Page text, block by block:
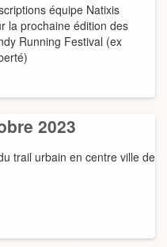
équipe Natixis
la prochaine édition des
Running Festival (ex
2023
trail urbain en centre ville de